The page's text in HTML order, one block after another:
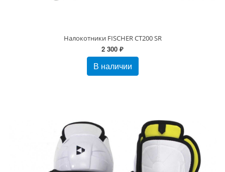
Налокотники FISCHER CT200 SR
2 300 ₽
В наличии